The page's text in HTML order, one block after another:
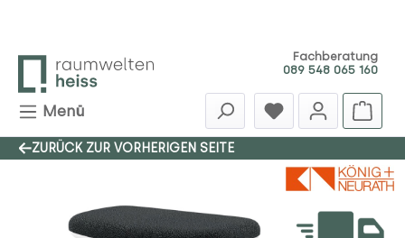
Fachberatung
089 548 065 160
Menü
ZURÜCK ZUR VORHERIGEN SEITE
Bildergalerie überspringen